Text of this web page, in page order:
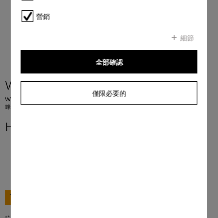
WEA125 WCS 8kg Active
W1 前置式洗衣機： A -10 %* I 8 公斤 I 1400 rpm I CapDosing 洗衣劑囊系統 I
蜂巢式滾筒 I AddLoad
HK$ 11,980.00
營銷
細節
僅限必要的
全部確認